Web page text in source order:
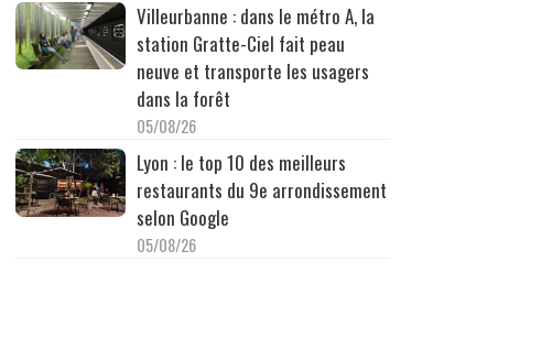
Villeurbanne : dans le métro A, la
station Gratte-Ciel fait peau
neuve et transporte les usagers
dans la forêt
05/08/26
Lyon : le top 10 des meilleurs
restaurants du 9e arrondissement
selon Google
05/08/26